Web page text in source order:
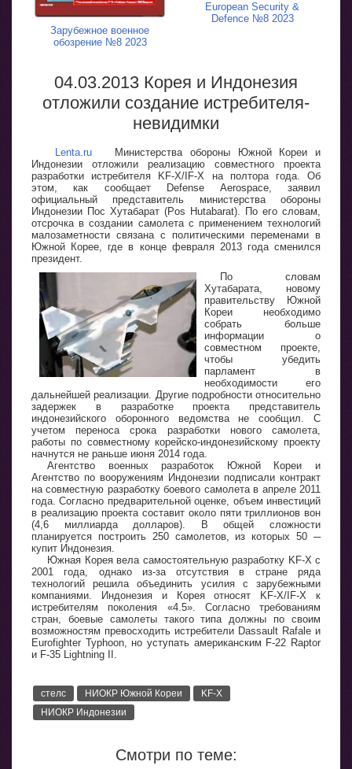
Зарубежное военное
обозрение №8 2023
European Security &
Defence №8 2023
04.03.2013 Корея и Индонезия
отложили создание истребителя-
невидимки
Lenta.ruМинистерства обороны Южной Кореи и
Индонезии отложили реализацию совместного проекта
разработки истребителя KF-X/IF-X на полтора года. Об
этом, как сообщает Defense Aerospace, заявил
официальный представитель министерства обороны
Индонезии Пос Хутабарат (Pos Hutabarat). По его словам,
отсрочка в создании самолета с применением технологий
малозаметности связана с политическими переменами в
Южной Корее, где в конце февраля 2013 года сменился
президент.
По словам
Хутабарата, новому
правительству Южной
Кореи необходимо
собрать больше
информации о
совместном проекте,
чтобы убедить
парламент в
необходимости его
дальнейшей реализации. Другие подробности относительно
задержек в разработке проекта представитель
индонезийского оборонного ведомства не сообщил. С
учетом переноса срока разработки нового самолета,
работы по совместному корейско-индонезийскому проекту
начнутся не раньше июня 2014 года.
Агентство военных разработок Южной Кореи и
Агентство по вооружениям Индонезии подписали контракт
на совместную разработку боевого самолета в апреле 2011
года. Согласно предварительной оценке, объем инвестиций
в реализацию проекта составит около пяти триллионов вон
(4,6 миллиарда долларов). В общей сложности
планируется построить 250 самолетов, из которых 50 ─
купит Индонезия.
Южная Корея вела самостоятельную разработку KF-X с
2001 года, однако из-за отсутствия в стране ряда
технологий решила объединить усилия с зарубежными
компаниями. Индонезия и Корея относят KF-X/IF-X к
истребителям поколения «4.5». Согласно требованиям
стран, боевые самолеты такого типа должны по своим
возможностям превосходить истребители Dassault Rafale и
Eurofighter Typhoon, но уступать американским F-22 Raptor
и F-35 Lightning II.
стелс НИОКР Южной Кореи
KF-X
НИОКР Индонезии
Смотри по теме: